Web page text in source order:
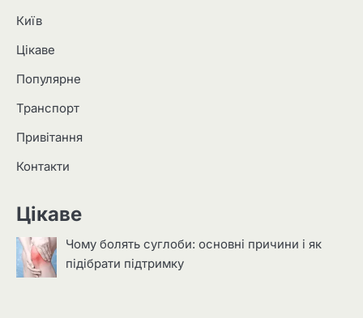
Київ
Цікаве
Популярне
Транспорт
Привітання
Контакти
Цікаве
Чому болять суглоби: основні причини і як
підібрати підтримку